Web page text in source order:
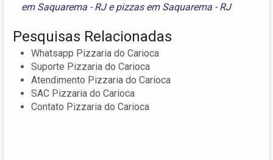
em Saquarema - RJepizzas em Saquarema - RJ
Pesquisas Relacionadas
Whatsapp Pizzaria do Carioca
Suporte Pizzaria do Carioca
Atendimento Pizzaria do Carioca
SAC Pizzaria do Carioca
Contato Pizzaria do Carioca